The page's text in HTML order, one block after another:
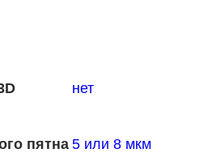
нет
пятна 5 или 8 мкм